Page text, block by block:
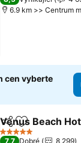
6.9 km >> Centrum
cen vyberte
SdíletPřidat na
Venus Beach
5 Počet hvězdiček
7,7 Dobré
8 299